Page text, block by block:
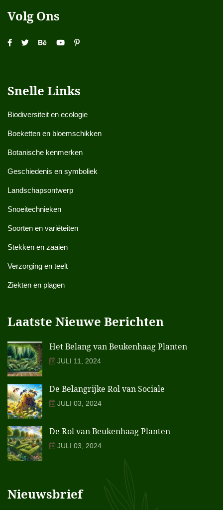
Volg Ons
Snelle Links
Biodiversiteit en ecologie
Boeketten en bloemschikken
Botanische kenmerken
Geschiedenis en symboliek
Landschapsontwerp
Snoeitechnieken
Soorten en variëteiten
Stekken en zaaien
Verzorging en teelt
Ziekten en plagen
Laatste Nieuwe Berichten
Het Belang van Beukenhaag Planten
JULI 11, 2024
De Belangrijke Rol van Sociale
JULI 03, 2024
De Rol van Beukenhaag Planten
JULI 03, 2024
Nieuwsbrief